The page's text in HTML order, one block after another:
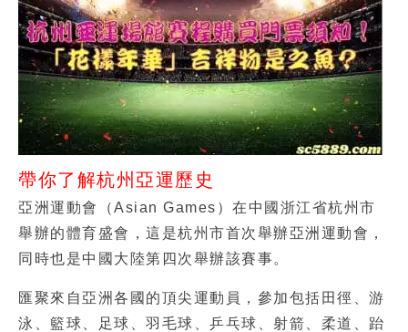
帶你了解杭州亞運歷史
亞洲運動會（Asian Games）在中國浙江省杭州市
舉辦的體育盛會，這是杭州市首次舉辦亞洲運動會，
同時也是中國大陸第四次舉辦該賽事。
匯聚來自亞洲各國的頂尖運動員，參加包括田徑、游
泳、籃球、足球、羽毛球、乒乓球、射箭、柔道、跆